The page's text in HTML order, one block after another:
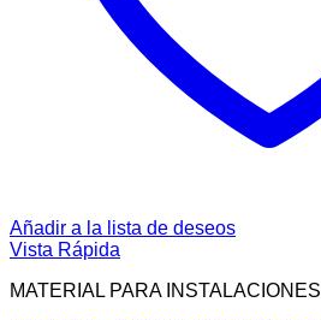
Añadir a la lista de deseos
Vista Rápida
MATERIAL PARA INSTALACIONES